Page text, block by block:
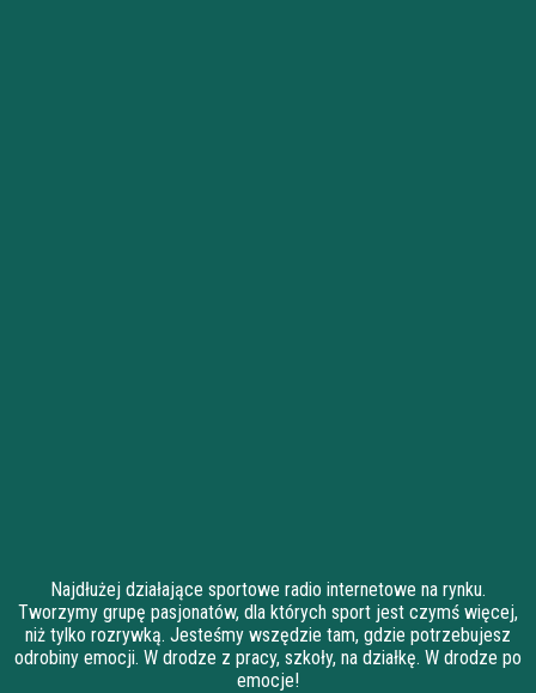
Najdłużej działające sportowe radio internetowe na rynku.
Tworzymy grupę pasjonatów, dla których sport jest czymś więcej,
niż tylko rozrywką. Jesteśmy wszędzie tam, gdzie potrzebujesz
odrobiny emocji. W drodze z pracy, szkoły, na działkę. W drodze po
emocje!